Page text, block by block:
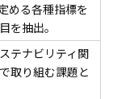
める各種指標を
を抽出。
テナビリティ関
取り組む課題と